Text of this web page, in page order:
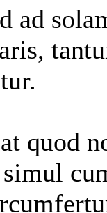
ad
quod